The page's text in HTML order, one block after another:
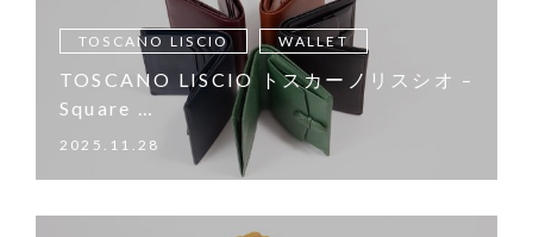
TOSCANO LISCIO WALLET
TOSCANO LISCIO トスカーノリスシオ –
Square …
2025.11.28